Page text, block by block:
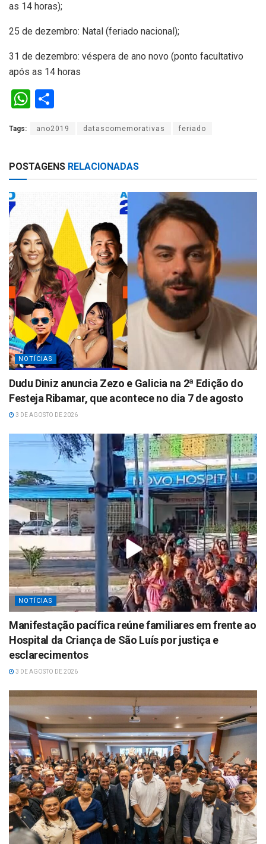
as 14 horas);
25 de dezembro: Natal (feriado nacional);
31 de dezembro: véspera de ano novo (ponto facultativo
após as 14 horas
W
at
A
ar
Tags: ano2019 datascomemorativas feriado
POSTAGENS RELACIONADAS
NOTÍCIAS
Dudu Diniz anuncia Zezo e Galicia na 2ª Edição do
Festeja Ribamar, que acontece no dia 7 de agosto
3 DE AGOSTO DE 2026
NOTÍCIAS
Manifestação pacífica reúne familiares em frente ao
Hospital da Criança de São Luís por justiça e
esclarecimentos
3 DE AGOSTO DE 2026